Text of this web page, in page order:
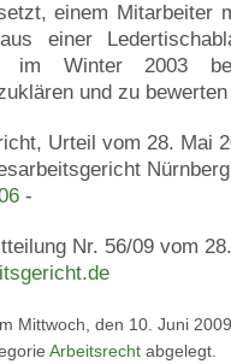
einem Mitarbeiter
einer
im Winter 2003
und zu
Urteil vom 28. Mai
-
Nr. 56/09 vom
Mittwoch, den 10. Juni
Arbeitsrecht abgelegt.